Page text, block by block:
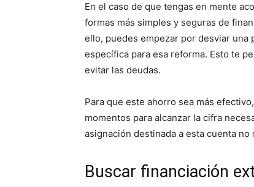
En el caso de que tengas en mente
formas más simples y seguras de
ello, puedes empezar por desviar una
específica para esa reforma. Esto te
evitar las deudas.
Para que este ahorro sea más
momentos para alcanzar la cifra
asignación destinada a esta cuenta
Buscar financiación